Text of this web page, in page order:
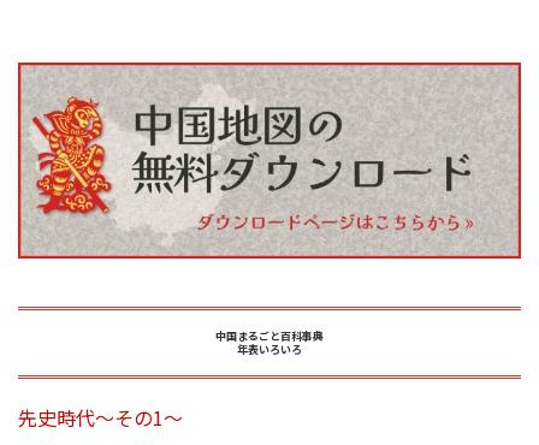
中国まるごと百科事典
年表いろいろ
先史時代～その1～